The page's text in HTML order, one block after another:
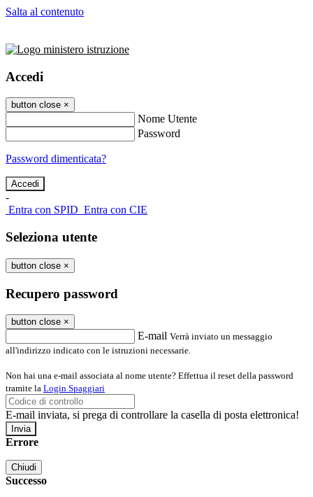
Salta al contenuto
Accedi
button close ×
Nome Utente
Password
Password dimenticata?
-
Entra con SPID Entra con CIE
Seleziona utente
button close ×
Recupero password
button close ×
E-mail Verrà inviato un messaggio
all'indirizzo indicato con le istruzioni necessarie.
Non hai una e-mail associata al nome utente? Effettua il reset della password
tramite la Login Spaggiari
E-mail inviata, si prega di controllare la casella di posta elettronica!
Errore
Chiudi
Successo